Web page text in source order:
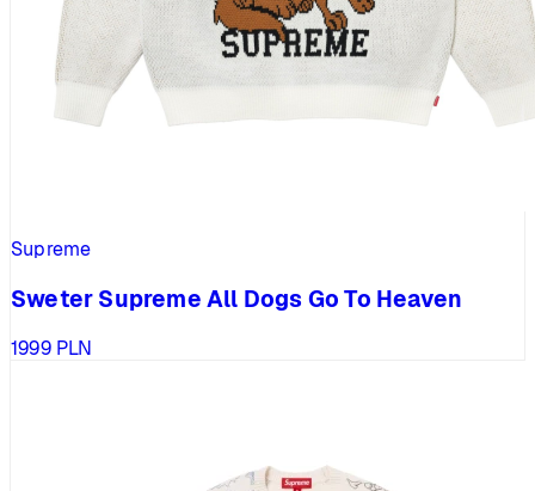
Supreme
Sweter Supreme All Dogs Go To Heaven
1999 PLN